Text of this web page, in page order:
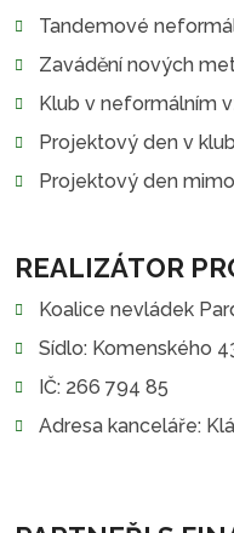
Tandemové
Zavádění nových
Klub v neformálním
Projektový den v
Projektový den
REALIZÁTOR
Koalice nevládek
Sídlo: Komenského
IČ: 266 794 85
Adresa kanceláře: